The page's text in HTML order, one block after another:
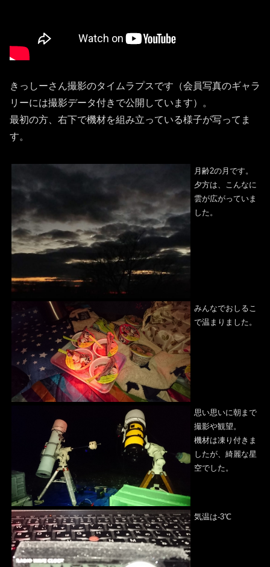
きっしーさん撮影のタイムラプスです（会員写真のギャラ
リーには撮影データ付きで公開しています）。
最初の方、右下で機材を組み立っている様子が写ってま
す。
月齢2の月です。
夕方は、こんなに
雲が広がっていま
した。
みんなでおしるこ
で温まりました。
思い思いに朝まで
撮影や観望。
機材は凍り付きま
したが、綺麗な星
空でした。
気温は-3℃